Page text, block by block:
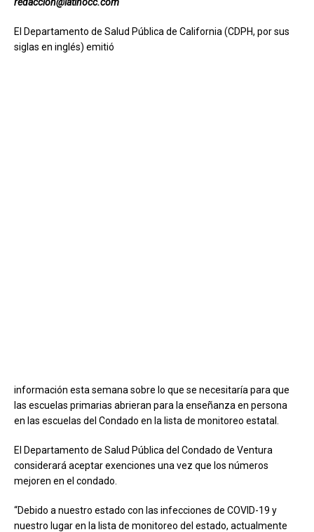
El Departamento de Salud Pública de California (CDPH, por sus
siglas en inglés) emitió
información esta semana sobre lo que se necesitaría para que
las escuelas primarias abrieran para la enseñanza en persona
en las escuelas del Condado en la lista de monitoreo estatal.
El Departamento de Salud Pública del Condado de Ventura
considerará aceptar exenciones una vez que los números
mejoren en el condado.
“Debido a nuestro estado con las infecciones de COVID-19 y
nuestro lugar en la lista de monitoreo del estado, actualmente